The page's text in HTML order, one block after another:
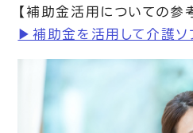
【補助金活用についての参
▶︎補助金を活用して介護ソ